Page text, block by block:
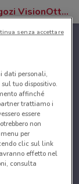
Negozi VisionOttica
dati personali,
tuo dispositivo.
affinché
trattiamo i
essere
non
per
clic sul link
effetto nel
consulta
senza accettare